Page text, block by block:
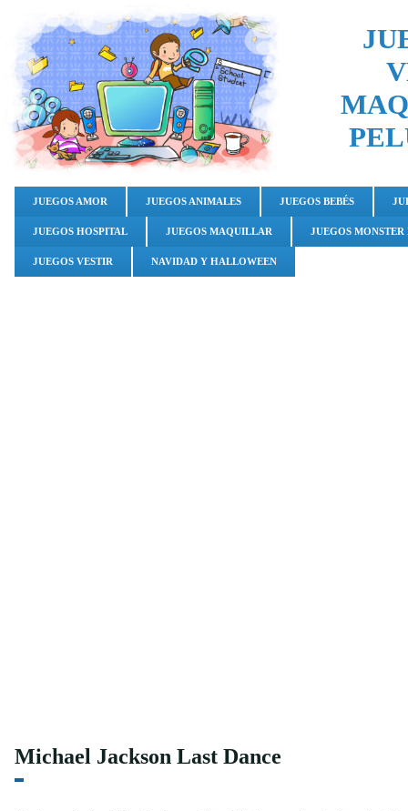
JUEGOS AMOR JUEGOS ANIMALES JUEGOS BEBÉS
JUEGOS HOSPITAL JUEGOS MAQUILLAR JUEGOS
JUEGOS VESTIR NAVIDAD Y HALLOWEEN
Michael Jackson Last Dance